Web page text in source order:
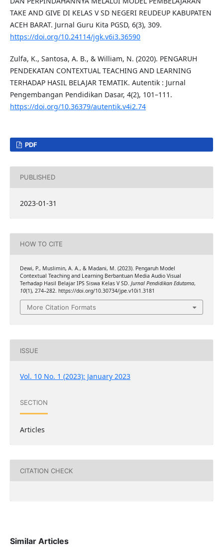
TAKE AND GIVE DI KELAS V SD NEGERI REUDEUP KABUPATEN
ACEH BARAT. Jurnal Guru Kita PGSD, 6(3), 309.
https://doi.org/10.24114/jgk.v6i3.36590
Zulfa, K., Santosa, A. B., & William, N. (2020). PENGARUH
PENDEKATAN CONTEXTUAL TEACHING AND LEARNING
TERHADAP HASIL BELAJAR TEMATIK. Autentik : Jurnal
Pengembangan Pendidikan Dasar, 4(2), 101–111.
https://doi.org/10.36379/autentik.v4i2.74
PDF
PUBLISHED
2023-01-31
HOW TO CITE
Dewi, P., Muslimin, A. A., & Madani, M. (2023). Pengaruh Model
Contextual Teaching and Learning Berbantuan Media Audio Visual
Terhadap Hasil Belajar IPS Siswa Kelas V SD. Jurnal Pendidikan Edutama,
10(1), 274–282. https://doi.org/10.30734/jpe.v10i1.3181
More Citation Formats
ISSUE
Vol. 10 No. 1 (2023): January 2023
SECTION
Articles
CITATION CHECK
Similar Articles